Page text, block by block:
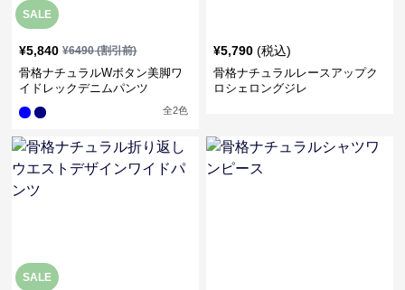
SALE
¥5,840 ¥6490(割引前)
骨格ナチュラルWボタン美脚ワ
イドレックデニムパンツ
全2色
¥5,790 (税込)
骨格ナチュラルレースアップク
ロシェロングジレ
SALE